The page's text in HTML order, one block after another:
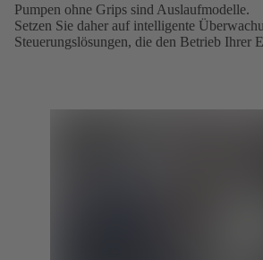
Pumpen ohne Grips sind Auslaufmodelle.
Setzen Sie daher auf intelligente
Steuerungslösungen, die den Betrieb Ihrer